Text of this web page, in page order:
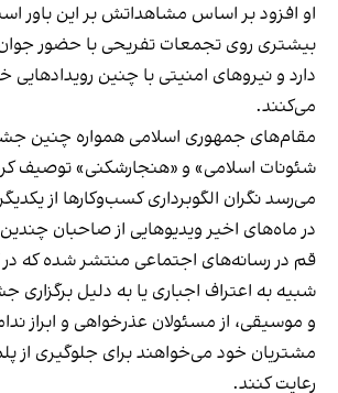
او افزود بر اساس مشاهداتش بر این
بیشتری روی تجمعات تفریحی با حضور
دارد و نیروهای امنیتی با چنین
می‌کنند.
مقام‌های جمهوری اسلامی همواره چنین
شئونات اسلامی» و «هنجارشکنی» توصیف
می‌رسد نگران الگوبرداری کسب‌وکارها از
در ماه‌های اخیر ویدیوهایی از صاحبان
قم در رسانه‌های اجتماعی منتشر شده که
شبیه به اعتراف اجباری یا به دلیل
و موسیقی، از مسئولان عذرخواهی و ابراز
مشتریان خود می‌خواهند برای جلوگیری از
رعایت کنند.